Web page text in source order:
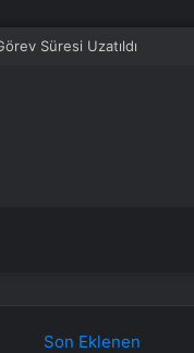
Süresi Uzatıldı
Son Eklenen